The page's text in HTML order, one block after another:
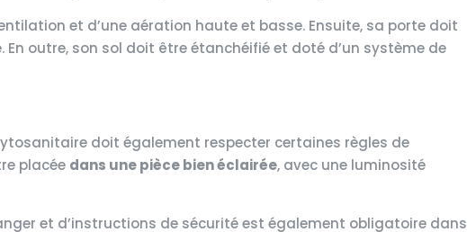
et d’une aération haute et basse. Ensuite, sa porte doit
En outre, son sol doit être étanchéifié et doté d’un système de
doit également respecter certaines règles de
placée dans une pièce bien éclairée, avec une luminosité
et d’instructions de sécurité est également obligatoire dans